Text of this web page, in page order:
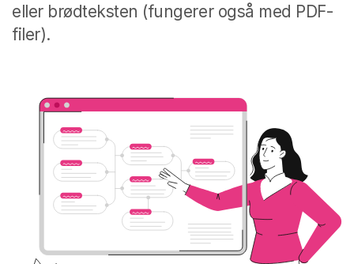
eller brødteksten (fungerer også med PDF-
filer).